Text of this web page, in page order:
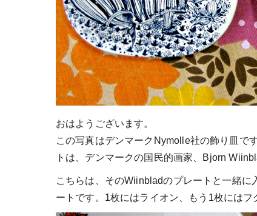
おはようございます。
この写真はデンマークNymolle社の飾り皿で
トは、デンマークの国民的画家、Bjorn
こちらは、そのWiinbladのプレートと一緒
ートです。1枚にはライオン、もう1枚にはフ